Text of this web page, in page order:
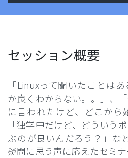
セッション概要
「Linuxって聞いたことは
か良くわからない。。」、
に言われたけど、どこから
「独学中だけど、どういう
ぶのが良いんだろう？」な
疑問に思う声に応えたセミナ